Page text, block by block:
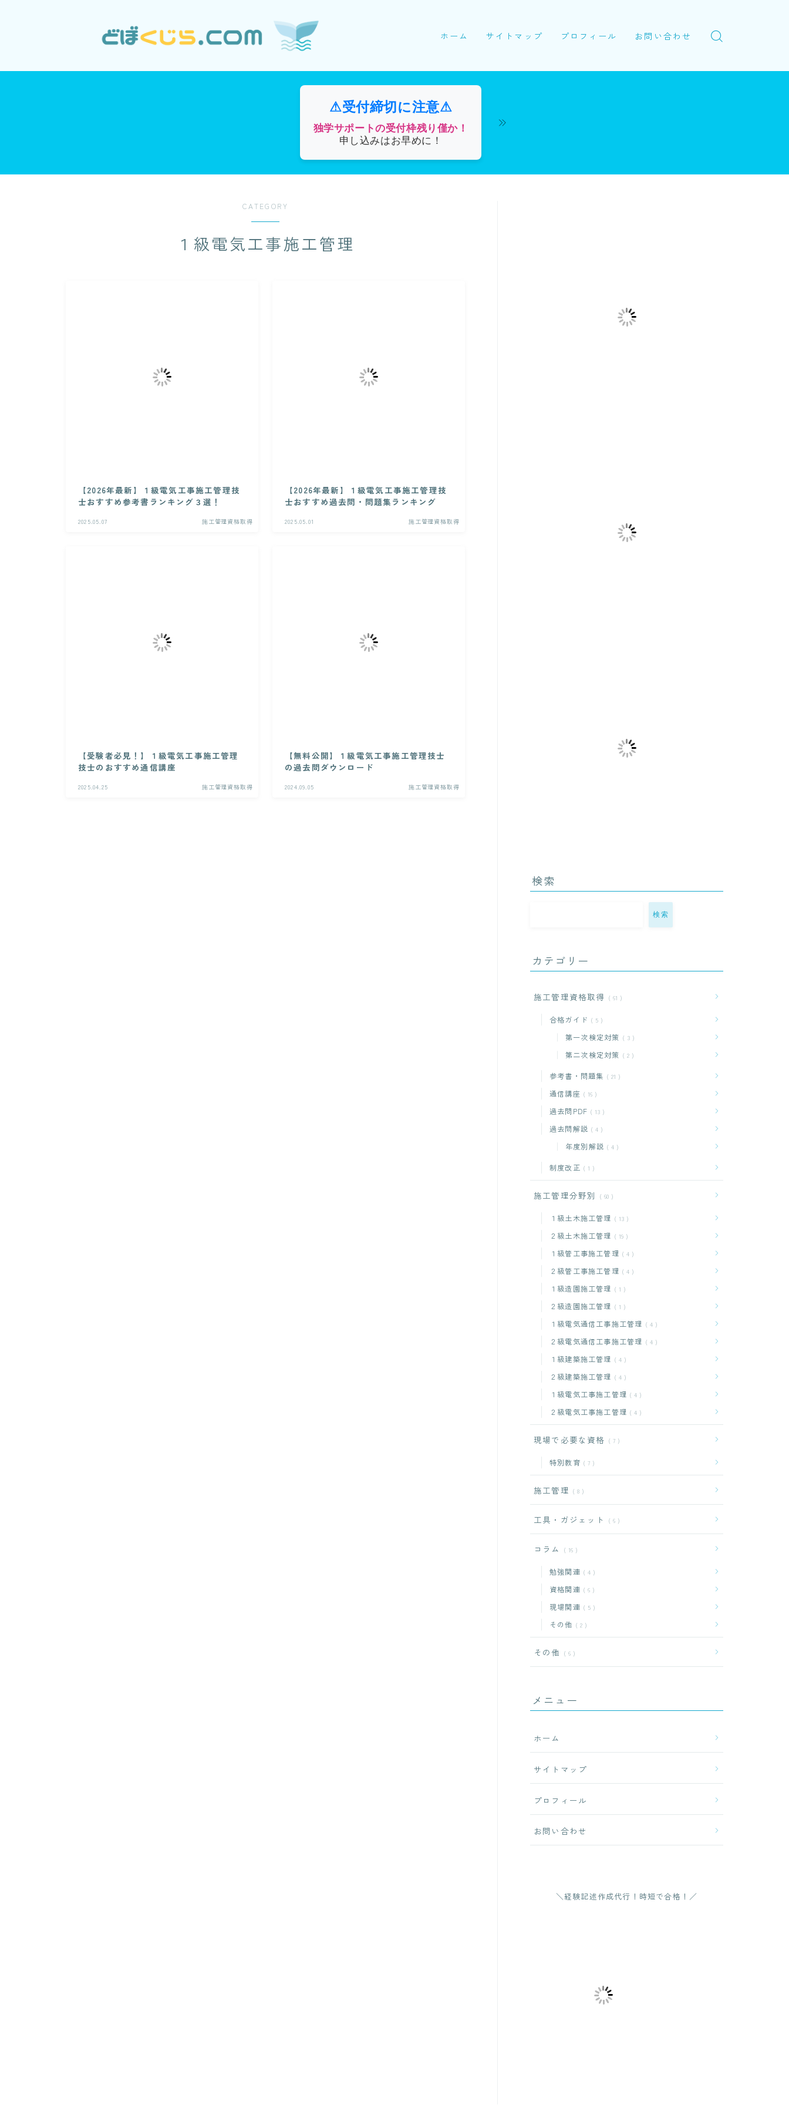
ホーム サイトマップ プロフィール お問い合わせ
⚠受付締切に注意⚠
独学サポートの受付枠残り僅か！
申し込みはお早めに！
CATEGORY
１級電気工事施工管理
【2026年最新】１級電気工事施工管理技
士おすすめ参考書ランキング３選！
2025.05.07 施工管理資格取得
【2026年最新】１級電気工事施工管理技
士おすすめ過去問・問題集ランキング
2025.05.01 施工管理資格取得
【受験者必見！】１級電気工事施工管理
技士のおすすめ通信講座
2025.04.25 施工管理資格取得
【無料公開】１級電気工事施工管理技士
の過去問ダウンロード
2024.09.05 施工管理資格取得
検索
検索
カテゴリー
施工管理資格取得 61
合格ガイド 5
第一次検定対策 3
第二次検定対策 2
参考書・問題集 21
通信講座 16
過去問PDF 13
過去問解説 4
年度別解説 4
制度改正 1
施工管理分野別 60
１級土木施工管理 13
２級土木施工管理 19
１級管工事施工管理 4
２級管工事施工管理 4
１級造園施工管理 1
２級造園施工管理 1
１級電気通信工事施工管理 4
２級電気通信工事施工管理 4
１級建築施工管理 4
２級建築施工管理 4
１級電気工事施工管理 4
２級電気工事施工管理 4
現場で必要な資格 7
特別教育 7
施工管理 8
工具・ガジェット 6
コラム 16
勉強関連 4
資格関連 6
現場関連 5
その他 2
その他 6
メニュー
ホーム
サイトマップ
プロフィール
お問い合わせ
＼経験記述作成代行！時短で合格！／